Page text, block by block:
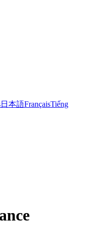
日本語FrançaisTiếng